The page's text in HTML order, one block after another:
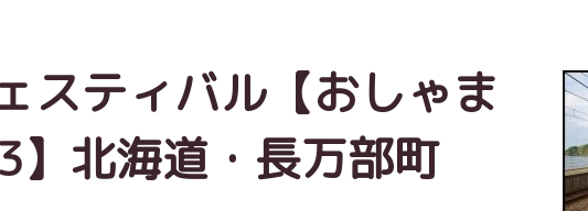
スティバル【おしゃま
北海道・長万部町